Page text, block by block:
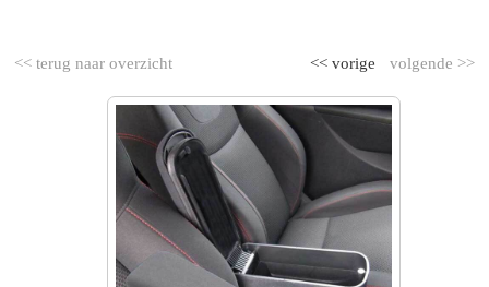
<< terug naar overzicht volgende >>
<< vorige